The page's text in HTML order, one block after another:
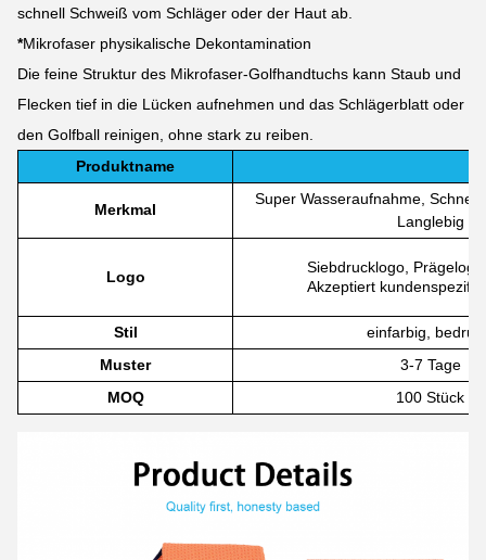
schnell Schweiß vom Schläger oder der Haut ab.
*Mikrofaser physikalische Dekontamination
Die feine Struktur des Mikrofaser-Golfhandtuchs kann Staub und
Flecken tief in die Lücken aufnehmen und das Schlägerblatt oder
den Golfball reinigen, ohne stark zu reiben.
Produktname
Merkmal
Super Wasseraufnahme, Schnell
Langlebig
Logo
Siebdrucklogo,
Akzeptiert
Stil
einfarbig,
Muster
3-7 Tage
MOQ
100 Stück